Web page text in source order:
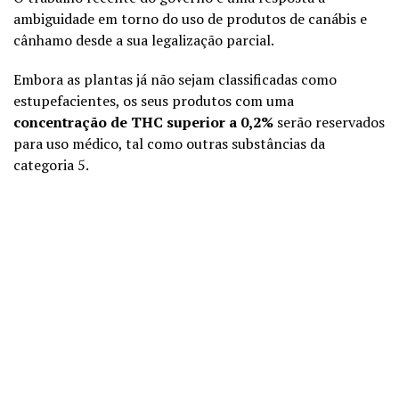
ambiguidade em torno do uso de produtos de canábis e
cânhamo desde a sua legalização parcial.
Embora as plantas já não sejam classificadas como
estupefacientes, os seus produtos com uma
concentração de THC superior a 0,2% serão reservados
para uso médico, tal como outras substâncias da
categoria 5.